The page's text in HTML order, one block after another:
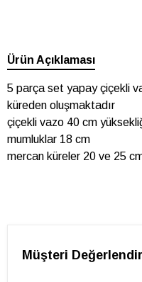
Ürün Açıklaması
5 parça set yapay çiçekli
küreden oluşmaktadır
çiçekli vazo 40 cm
mumluklar 18 cm
mercan küreler 20 ve 25
Müşteri